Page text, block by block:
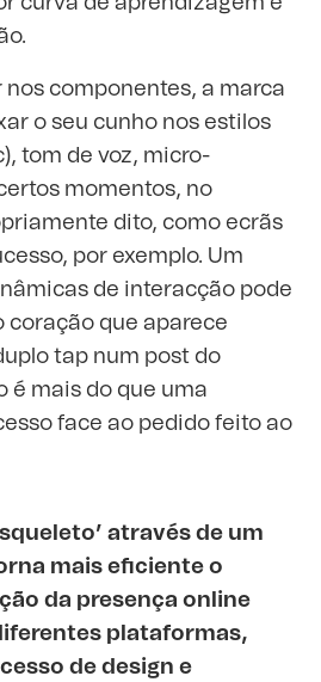
nos componentes, a marca
o seu cunho nos estilos
tom de voz, micro-
momentos, no
dito, como ecrãs
por exemplo. Um
de interacção pode
coração que aparece
tap num post do
é mais do que uma
face ao pedido feito ao
através de um
mais eficiente o
da presença online
plataformas,
de design e